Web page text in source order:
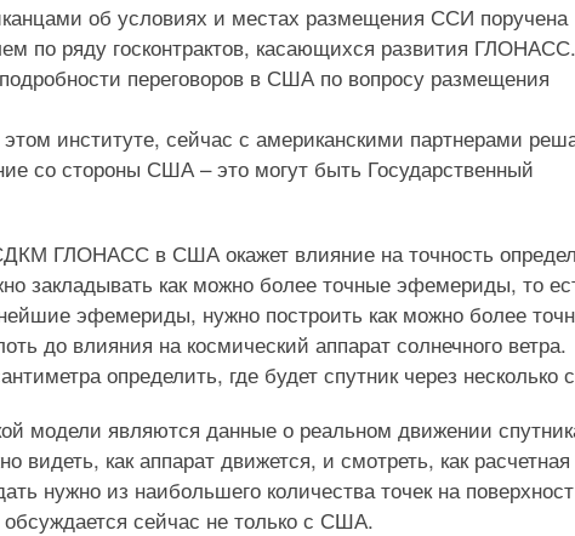
об условиях и местах размещения ССИ поручена
по ряду госконтрактов, касающихся развития
переговоров в США по вопросу размещения
институте, сейчас с американскими партнерами
со стороны США – это могут быть Государственный
ГЛОНАСС в США окажет влияние на точность
закладывать как можно более точные эфемериды, то
эфемериды, нужно построить как можно более
до влияния на космический аппарат солнечного ветра.
определить, где будет спутник через несколько
модели являются данные о реальном движении
видеть, как аппарат движется, и смотреть, как расчетная
нужно из наибольшего количества точек на
сейчас не только с США.